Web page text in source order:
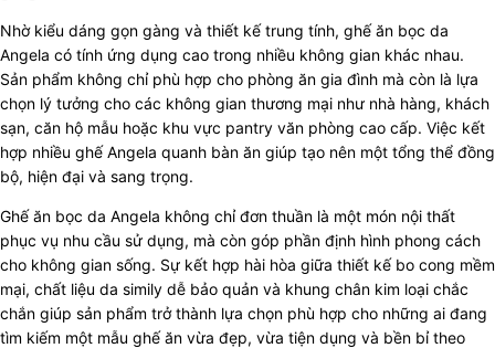
Nhờ kiểu dáng gọn gàng và thiết kế trung tính, ghế ăn bọc da
Angela có tính ứng dụng cao trong nhiều không gian khác nhau.
Sản phẩm không chỉ phù hợp cho phòng ăn gia đình mà còn là lựa
chọn lý tưởng cho các không gian thương mại như nhà hàng, khách
sạn, căn hộ mẫu hoặc khu vực pantry văn phòng cao cấp. Việc kết
hợp nhiều ghế Angela quanh bàn ăn giúp tạo nên một tổng thể đồng
bộ, hiện đại và sang trọng.
Ghế ăn bọc da Angela không chỉ đơn thuần là một món nội thất
phục vụ nhu cầu sử dụng, mà còn góp phần định hình phong cách
cho không gian sống. Sự kết hợp hài hòa giữa thiết kế bo cong mềm
mại, chất liệu da simily dễ bảo quản và khung chân kim loại chắc
chắn giúp sản phẩm trở thành lựa chọn phù hợp cho những ai đang
tìm kiếm một mẫu ghế ăn vừa đẹp, vừa tiện dụng và bền bỉ theo